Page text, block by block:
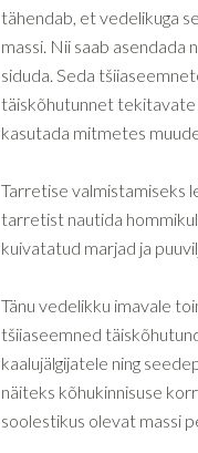
tähendab, et vedelikuga
massi. Nii saab
siduda. Seda
täiskõhutunnet
kasutada mitmetes
Tarretise valmistamiseks
tarretist nautida
kuivatatud marjad ja
Tänu vedelikku imavale
tšiiaseemned
kaalujälgijatele ning
näiteks kõhukinnisuse
soolestikus olevat massi